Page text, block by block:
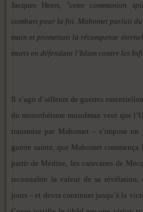
Jacques Heers,
"cette communion
combats pour la foi. Mahomet parlait
main et promettait la récompense
morts en défendant l’Islam contre les
Il s’agit d’ailleurs de guerres
du monothéisme musulman veut que
transmise par Mahomet – s’impose
guerre sainte, que Mahomet
partir de Médine, les caravanes de
reconnaître la valeur de sa
jours – et devra continuer jusqu’à la